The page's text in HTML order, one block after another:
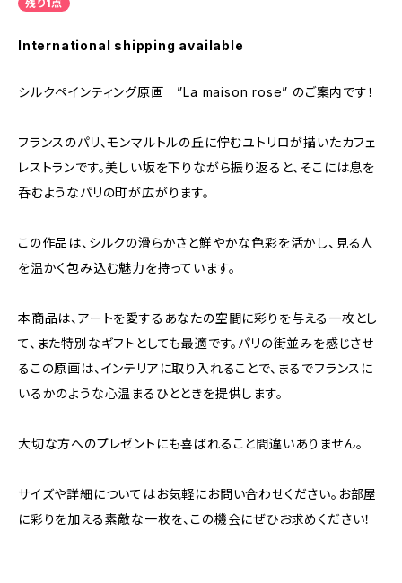
残り1点
International shipping available
シルクペインティング原画 ”La maison rose” のご案内です！
フランスのパリ、モンマルトルの丘に佇むユトリロが描いたカフェ
レストランです。美しい坂を下りながら振り返ると、そこには息を
呑むようなパリの町が広がります。
この作品は、シルクの滑らかさと鮮やかな色彩を活かし、見る人
を温かく包み込む魅力を持っています。
本商品は、アートを愛するあなたの空間に彩りを与える一枚とし
て、また特別なギフトとしても最適です。パリの街並みを感じさせ
るこの原画は、インテリアに取り入れることで、まるでフランスに
いるかのような心温まるひとときを提供します。
大切な方へのプレゼントにも喜ばれること間違いありません。
サイズや詳細についてはお気軽にお問い合わせください。お部屋
に彩りを加える素敵な一枚を、この機会にぜひお求めください！